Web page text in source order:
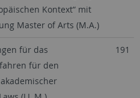
Kontext“ mit
Master of Arts (M.A.)
für das
für den
191